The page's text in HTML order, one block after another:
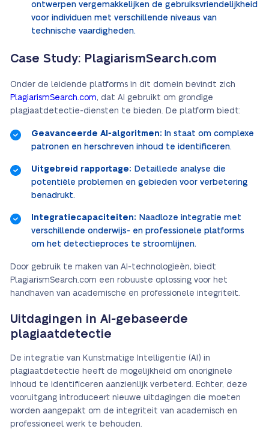
ontwerpen vergemakkelijken de gebruiksvriendelijkheid
voor individuen met verschillende niveaus van
technische vaardigheden.
Case Study: PlagiarismSearch.com
Onder de leidende platforms in dit domein bevindt zich
PlagiarismSearch.com, dat AI gebruikt om grondige
plagiaatdetectie-diensten te bieden. De platform biedt:
Geavanceerde AI-algoritmen: In staat om complexe
patronen en herschreven inhoud te identificeren.
Uitgebreid rapportage: Detaillede analyse die
potentiële problemen en gebieden voor verbetering
benadrukt.
Integratiecapaciteiten: Naadloze integratie met
verschillende onderwijs- en professionele platforms
om het detectieproces te stroomlijnen.
Door gebruik te maken van AI-technologieën, biedt
PlagiarismSearch.com een robuuste oplossing voor het
handhaven van academische en professionele integriteit.
Uitdagingen in AI-gebaseerde
plagiaatdetectie
De integratie van Kunstmatige Intelligentie (AI) in
plagiaatdetectie heeft de mogelijkheid om onoriginele
inhoud te identificeren aanzienlijk verbeterd. Echter, deze
vooruitgang introduceert nieuwe uitdagingen die moeten
worden aangepakt om de integriteit van academisch en
professioneel werk te behouden.